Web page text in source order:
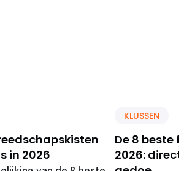
in 2026
KLUSSEN
De 8 beste
2026: direct